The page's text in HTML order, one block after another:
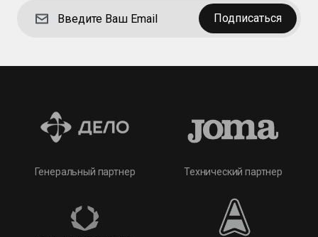
Подписаться
Генеральный партнер Технический партнер